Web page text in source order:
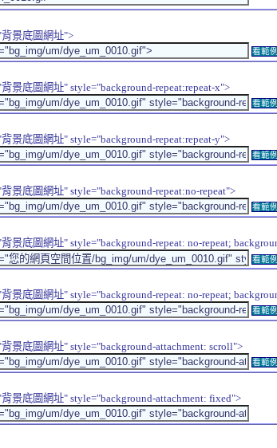
景底圖網址">
看範例
景底圖網址" style="background-repeat:repeat-x">
看範例
景底圖網址" style="background-repeat:repeat-y">
看範例
景底圖網址" style="background-repeat:no-repeat">
看範例
景底圖網址" style="background-repeat: no-repeat;
看範例
景底圖網址" style="background-repeat: no-repeat;
看範例
景底圖網址" style="background-attachment: scroll">
看範例
景底圖網址" style="background-attachment: fixed">